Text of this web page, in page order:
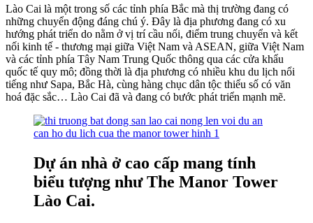
Lào Cai là một trong số các tỉnh phía Bắc mà thị trường đang có
những chuyển động đáng chú ý. Đây là địa phương đang có xu
hướng phát triển do nằm ở vị trí cầu nối, điểm trung chuyển và kết
nối kinh tế - thương mại giữa Việt Nam và ASEAN, giữa Việt Nam
và các tỉnh phía Tây Nam Trung Quốc thông qua các cửa khẩu
quốc tế quy mô; đồng thời là địa phương có nhiều khu du lịch nổi
tiếng như Sapa, Bắc Hà, cùng hàng chục dân tộc thiểu số có văn
hoá đặc sắc… Lào Cai đã và đang có bước phát triển mạnh mẽ.
Dự án nhà ở cao cấp mang tính
biểu tượng như The Manor Tower
Lào Cai.